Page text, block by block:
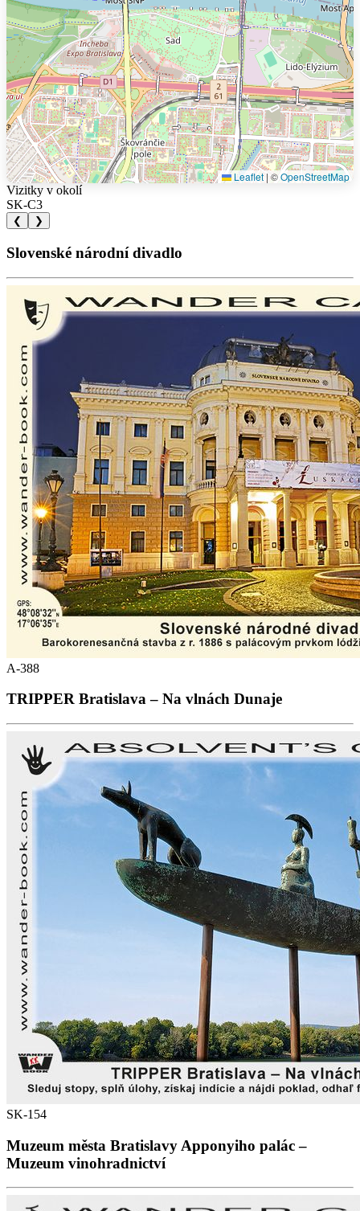
Leaflet |©OpenStreetMap
Vizitky v okolí
SK-C3
❮ ❯
Slovenské národní divadlo
A-388
TRIPPER Bratislava – Na vlnách Dunaje
SK-154
Muzeum města Bratislavy Apponyiho palác –
Muzeum vinohradnictví